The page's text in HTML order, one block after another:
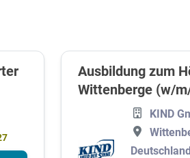
Ausbildung zum
Wittenberge (w/
KIND
Deutschland